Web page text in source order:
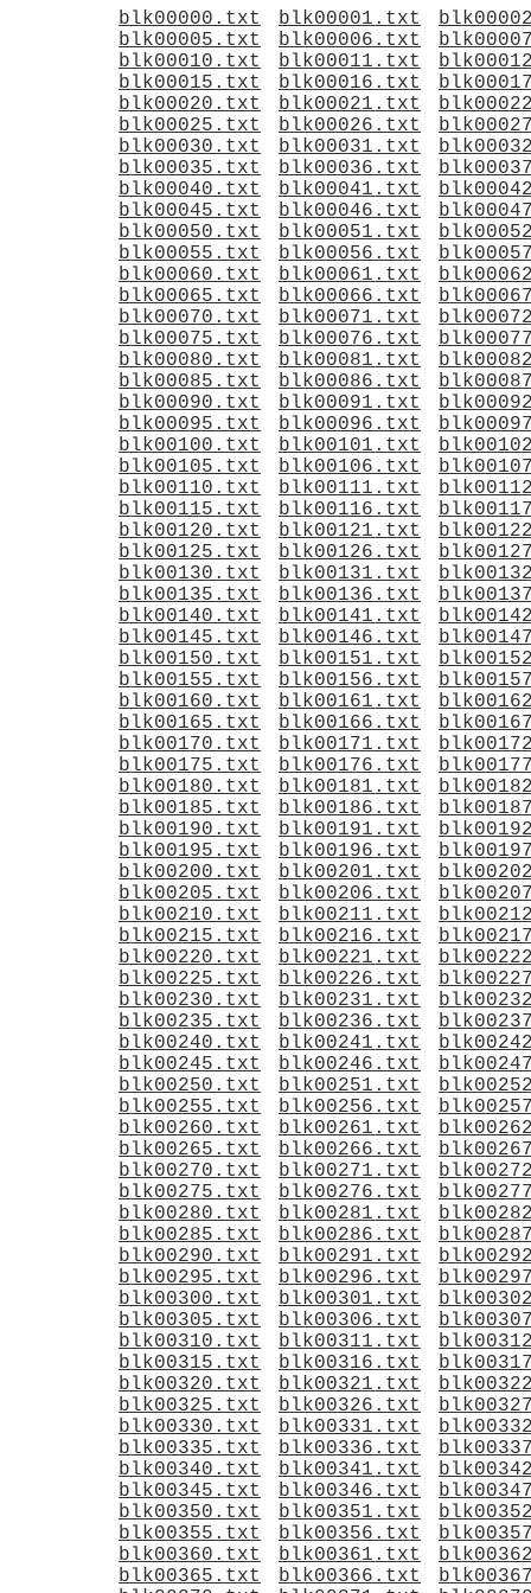
blk00000.txt blk00001.txt
blk00005.txt
blk00006.txt
blk00010.txt
blk00011.txt
blk00015.txt
blk00016.txt
blk00020.txt
blk00021.txt
blk00025.txt
blk00026.txt
blk00030.txt
blk00031.txt
blk00035.txt
blk00036.txt
blk00040.txt
blk00041.txt
blk00045.txt
blk00046.txt
blk00050.txt
blk00051.txt
blk00055.txt
blk00056.txt
blk00060.txt
blk00061.txt
blk00065.txt
blk00066.txt
blk00070.txt
blk00071.txt
blk00075.txt
blk00076.txt
blk00080.txt
blk00081.txt
blk00085.txt
blk00086.txt
blk00090.txt
blk00091.txt
blk00095.txt
blk00096.txt
blk00100.txt
blk00101.txt
blk00105.txt
blk00106.txt
blk00110.txt
blk00111.txt
blk00115.txt
blk00116.txt
blk00120.txt
blk00121.txt
blk00125.txt
blk00126.txt
blk00130.txt
blk00131.txt
blk00135.txt
blk00136.txt
blk00140.txt
blk00141.txt
blk00145.txt
blk00146.txt
blk00150.txt
blk00151.txt
blk00155.txt
blk00156.txt
blk00160.txt
blk00161.txt
blk00165.txt
blk00166.txt
blk00170.txt
blk00171.txt
blk00175.txt
blk00176.txt
blk00180.txt
blk00181.txt
blk00185.txt
blk00186.txt
blk00190.txt
blk00191.txt
blk00195.txt
blk00196.txt
blk00200.txt
blk00201.txt
blk00205.txt
blk00206.txt
blk00210.txt
blk00211.txt
blk00215.txt
blk00216.txt
blk00220.txt
blk00221.txt
blk00225.txt
blk00226.txt
blk00230.txt
blk00231.txt
blk00235.txt
blk00236.txt
blk00240.txt
blk00241.txt
blk00245.txt
blk00246.txt
blk00250.txt
blk00251.txt
blk00255.txt
blk00256.txt
blk00260.txt
blk00261.txt
blk00265.txt
blk00266.txt
blk00270.txt
blk00271.txt
blk00275.txt
blk00276.txt
blk00280.txt
blk00281.txt
blk00285.txt
blk00286.txt
blk00290.txt
blk00291.txt
blk00295.txt
blk00296.txt
blk00300.txt
blk00301.txt
blk00305.txt
blk00306.txt
blk00310.txt
blk00311.txt
blk00315.txt
blk00316.txt
blk00320.txt
blk00321.txt
blk00325.txt
blk00326.txt
blk00330.txt
blk00331.txt
blk00335.txt
blk00336.txt
blk00340.txt
blk00341.txt
blk00345.txt
blk00346.txt
blk00350.txt
blk00351.txt
blk00355.txt
blk00356.txt
blk00360.txt
blk00361.txt
blk00365.txt
blk00366.txt